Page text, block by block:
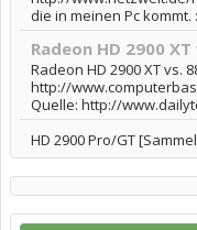
die in meinen Pc kommt.
Radeon HD 2900 XT
Radeon HD 2900 XT vs.
http://
Quelle: http://
HD 2900 Pro/GT